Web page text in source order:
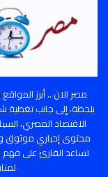
مصر الان .. أبرز
بلحظة، إلى جانب تغطية
الاقتصاد المصري،
محتوى إخباري موثوق
تساعد القارئ على